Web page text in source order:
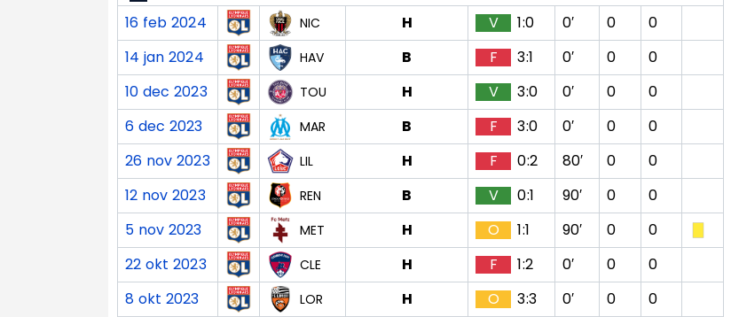
16 feb 2024
NIC H V 1:0 0′ 0
0
14 jan 2024
HAV B F 3:1 0′ 0
0
10 dec 2023
TOU H V 3:0 0′ 0
0
6 dec 2023
MAR B F 3:0 0′ 0
0
26 nov 2023
LIL H F 0:2 80′ 0
0
12 nov 2023
REN B V 0:1 90′ 0
0
5 nov 2023
MET H O 1:1 90′ 0
0
22 okt 2023
CLE H F 1:2 0′ 0
0
8 okt 2023
LOR H O 3:3 0′ 0
0